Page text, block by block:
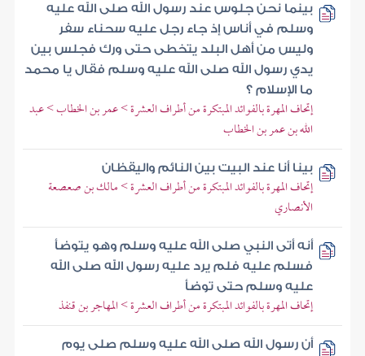
بينما نحن جلوس عند رسول الله صلى الله عليه
وسلم في أناس إذ جاء رجل عليه سحناء سفر
وليس من أهل البلد يتخطى حتى ورك فجلس بين
يدي رسول الله صلى الله عليه وسلم فقال يا محمد
ما الإسلام ؟
إتحاف المهرة بالفوائد المبتكرة من أطراف العشرة > عمر بن الخطاب > عبد
الله بن عمر بن الخطاب
بينا أنا عند البيت بين النائم واليقظان
إتحاف المهرة بالفوائد المبتكرة من أطراف العشرة > مالك بن صعصعة
الأنصاري
أنه أتى النبي صلى الله عليه وسلم وهو يتوضأ
فسلم عليه فلم يرد عليه رسول الله صلى الله
عليه وسلم حتى توضأ
إتحاف المهرة بالفوائد المبتكرة من أطراف العشرة > المهاجر بن قنفذ
أن رسول الله صلى الله عليه وسلم صلى يوم